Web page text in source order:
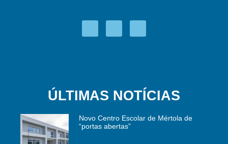
ÚLTIMAS NOTÍCIAS
Novo Centro Escolar de Mértola de
“portas abertas”